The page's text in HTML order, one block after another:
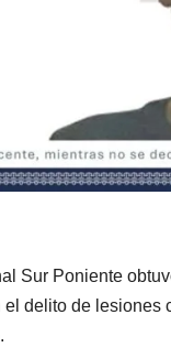
Sur Poniente
delito de lesiones